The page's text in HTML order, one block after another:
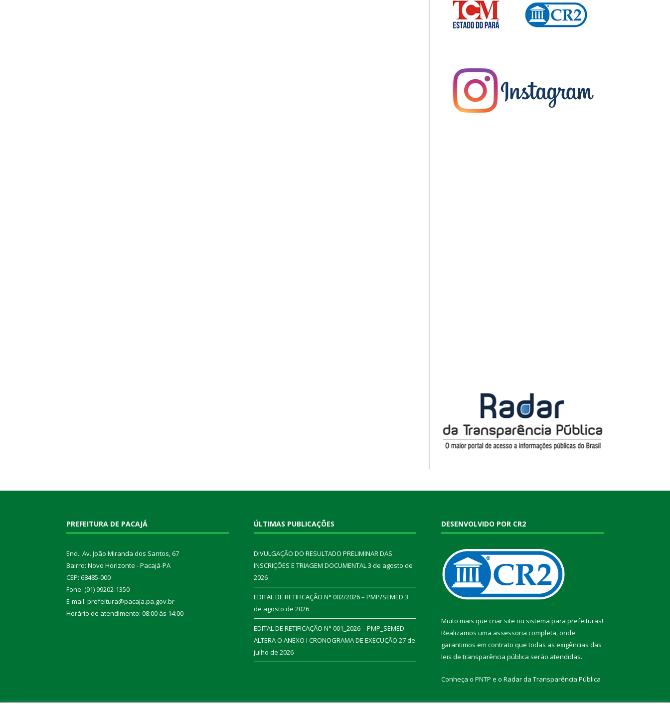
PREFEITURA DE PACAJÁ
End.: Av. João Miranda dos Santos, 67
Bairro: Novo Horizonte - Pacajá-PA
CEP: 68485-000
Fone: (91) 99202-1350
E-mail: prefeitura@pacaja.pa.gov.br
Horário de atendimento: 08:00 às 14:00
ÚLTIMAS PUBLICAÇÕES
DIVULGAÇÃO DO RESULTADO PRELIMINAR DAS
INSCRIÇÕES E TRIAGEM DOCUMENTAL3 de agosto de
2026
EDITAL DE RETIFICAÇÃO N° 002/2026 – PMP/SEMED 3
de agosto de 2026
EDITAL DE RETIFICAÇÃO N° 001_2026 – PMP_SEMED –
ALTERA O ANEXO I CRONOGRAMA DE EXECUÇÃO 27 de
julho de 2026
DESENVOLVIDO POR CR2
Muito mais que criar site ou sistema para prefeituras!
Realizamos uma assessoria completa, onde
garantimos em contrato que todas as exigências das
leis de transparência pública serão atendidas.
Conheça o PNTP e o Radar da Transparência Pública